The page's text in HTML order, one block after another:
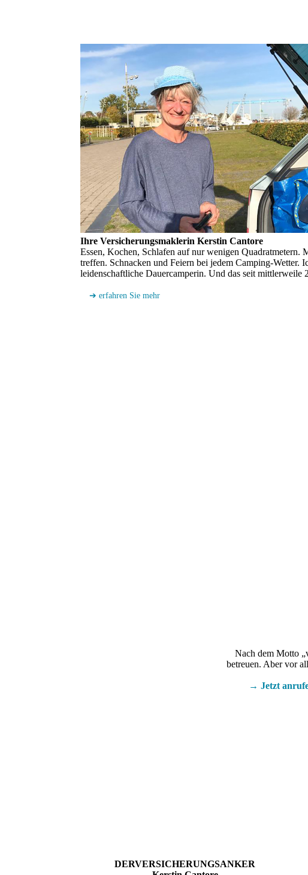
Ihre Versicherungs­maklerin Kerstin Cantore
Essen, Kochen, Schlafen auf nur wenigen Quadratmetern.
treffen. Schnacken und Feiern bei jedem Camping-Wetter.
leidenschaftliche Dauercamperin. Und das seit mittlerweile
➔ erfahren Sie mehr
Nach dem Motto
betreuen. Aber vor
→ Jetzt
DERVERSICHERUNGSANKER